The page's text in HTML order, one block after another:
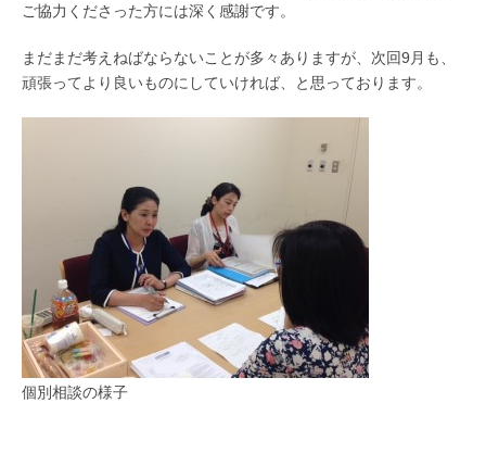
ご協力くださった方には深く感謝です。
まだまだ考えねばならないことが多々ありますが、次回9月も、
頑張ってより良いものにしていければ、と思っております。
個別相談の様子